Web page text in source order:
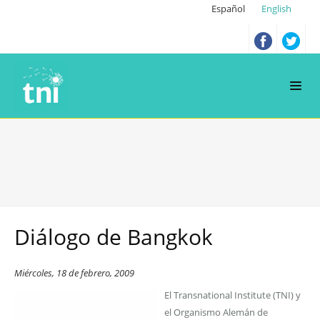
Español English
Diálogo de Bangkok
Miércoles, 18 de febrero, 2009
El Transnational Institute (TNI) y
el Organismo Alemán de